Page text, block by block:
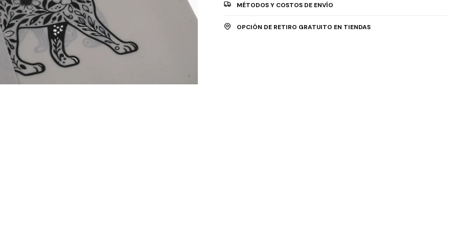
MÉTODOS Y COSTOS DE ENVÍO
OPCIÓN DE RETIRO GRATUITO EN TIENDAS